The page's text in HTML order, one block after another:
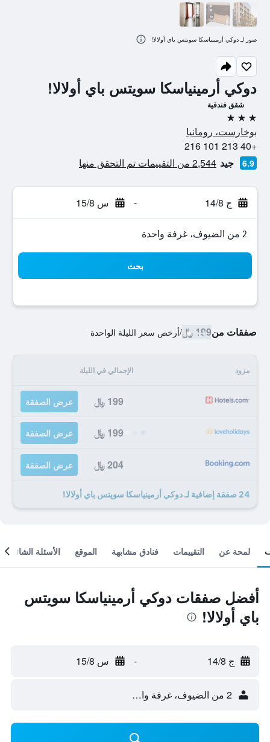
دوكي أرمينياسكا سويتس باي أولالا!
شقق فندقية
3 نجوم
بوخارست، رومانيا
+40 213 101 216
6.9 جيد 2,544 من التقييمات تم التحقق منها
ج 14/8 - س 15/8
2 من الضيوف، غرفة واحدة
بحث
صفقات من199 ﷼ /أرخص سعر الليلة الواحدة
مزود الإجمالي في الليلة
199 ﷼ عرض الصفقة
199 ﷼ عرض الصفقة
204 ﷼ عرض الصفقة
24 صفقة إضافية لـ دوكي أرمينياسكا سويتس باي أولالا!
صور لـ دوكي أرمينياسكا سويتس باي أولالا!
لمحة عن التقييمات فنادق مشابهة الموقع الأسئلة الشائعة
أفضل صفقات دوكي أرمينياسكا سويتس
باي أولالا!
ج 14/8 - س 15/8
2 من الضيوف، غرفة واحدة